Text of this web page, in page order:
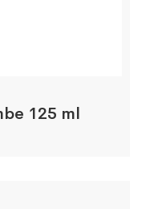
125 ml